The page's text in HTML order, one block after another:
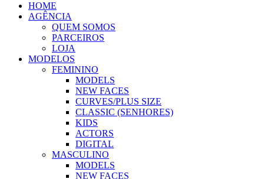
HOME
AGÊNCIA
QUEM SOMOS
PARCEIROS
LOJA
MODELOS
FEMININO
MODELS
NEW FACES
CURVES/PLUS SIZE
CLASSIC (SENHORES)
KIDS
ACTORS
DIGITAL
MASCULINO
MODELS
NEW FACES